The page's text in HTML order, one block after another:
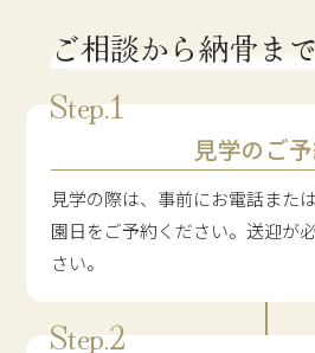
ご相談から納骨ま
見学のご
見学の際は、事前にお電話また
園日をご予約ください。送迎が
さい。